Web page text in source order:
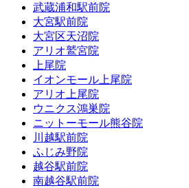
武蔵浦和駅前院
大宮駅前院
大宮区天沼院
アリオ鷲宮院
上尾院
イオンモール上尾院
アリオ上尾院
ウニクス鴻巣院
ニットーモール熊谷院
川越駅前院
ふじみ野院
越谷駅前院
南越谷駅前院